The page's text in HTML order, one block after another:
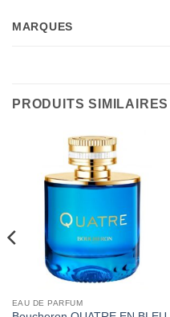
MARQUES
PRODUITS SIMILAIRES
EAU DE PARFUM